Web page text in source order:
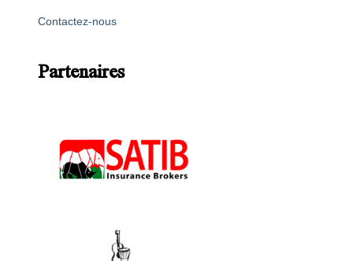
Contactez-nous
Partenaires